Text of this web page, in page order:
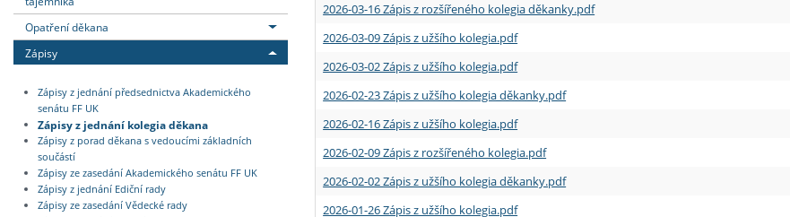
Opatření děkana
Zápisy
Zápisy z jednání předsednictva Akademického
senátu FF UK
Zápisy z jednání kolegia děkana
Zápisy z porad děkana s vedoucími základních
součástí
Zápisy ze zasedání Akademického senátu FF UK
Zápisy z jednání Ediční rady
Zápisy ze zasedání Vědecké rady
2026-03-16 Zápis z rozšířeného kolegia děkanky.pdf
2026-03-09 Zápis z užšího kolegia.pdf
2026-03-02 Zápis z užšího kolegia.pdf
2026-02-23 Zápis z užšího kolegia děkanky.pdf
2026-02-16 Zápis z užšího kolegia.pdf
2026-02-09 Zápis z rozšířeného kolegia.pdf
2026-02-02 Zápis z užšího kolegia děkanky.pdf
2026-01-26 Zápis z užšího kolegia.pdf